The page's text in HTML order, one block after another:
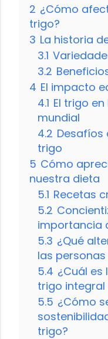
2 ¿Cómo
trigo?
3 La historia
3.1
3.2
4 El impacto
4.1 El trigo
mundial
4.2 Desafíos
trigo
5 Cómo
nuestra dieta
5.1 Recetas
5.2
importancia
5.3 ¿Qué
las
5.4 ¿Cuál es
trigo
5.5 ¿Cómo
trigo?